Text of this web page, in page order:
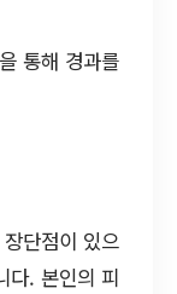
통해 경과를
단점이 있으
다. 본인의 피